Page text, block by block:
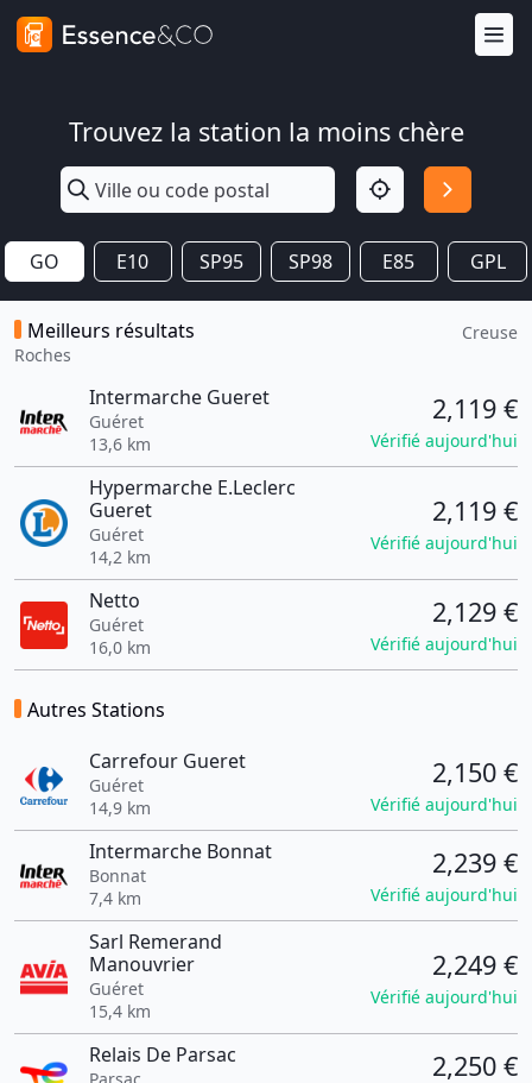
Trouvez la station la moins chère
GO E10 SP95 SP98 E85 GPL
Meilleurs résultats
Roches
Creuse
Intermarche Gueret
Guéret
13,6 km
2,119 €
Vérifié aujourd'hui
Hypermarche E.Leclerc
Gueret
Guéret
14,2 km
2,119 €
Vérifié aujourd'hui
Netto
Guéret
16,0 km
2,129 €
Vérifié aujourd'hui
Autres Stations
Carrefour Gueret
Guéret
14,9 km
2,150 €
Vérifié aujourd'hui
Intermarche Bonnat
Bonnat
7,4 km
2,239 €
Vérifié aujourd'hui
Sarl Remerand
Manouvrier
Guéret
15,4 km
2,249 €
Vérifié aujourd'hui
Relais De Parsac 2,250 €